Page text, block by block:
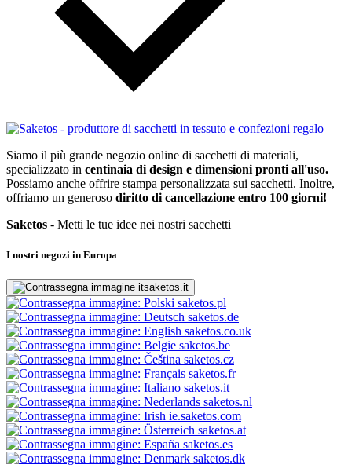
Siamo il più grande negozio online di sacchetti di materiali,
specializzato in centinaia di design e dimensioni pronti all'uso.
Possiamo anche offrire stampa personalizzata sui sacchetti. Inoltre,
offriamo un generoso diritto di cancellazione entro 100 giorni!
Saketos - Metti le tue idee nei nostri sacchetti
I nostri negozi in Europa
saketos.it
saketos.pl
saketos.de
saketos.co.uk
saketos.be
saketos.cz
saketos.fr
saketos.it
saketos.nl
ie.saketos.com
saketos.at
saketos.es
saketos.dk